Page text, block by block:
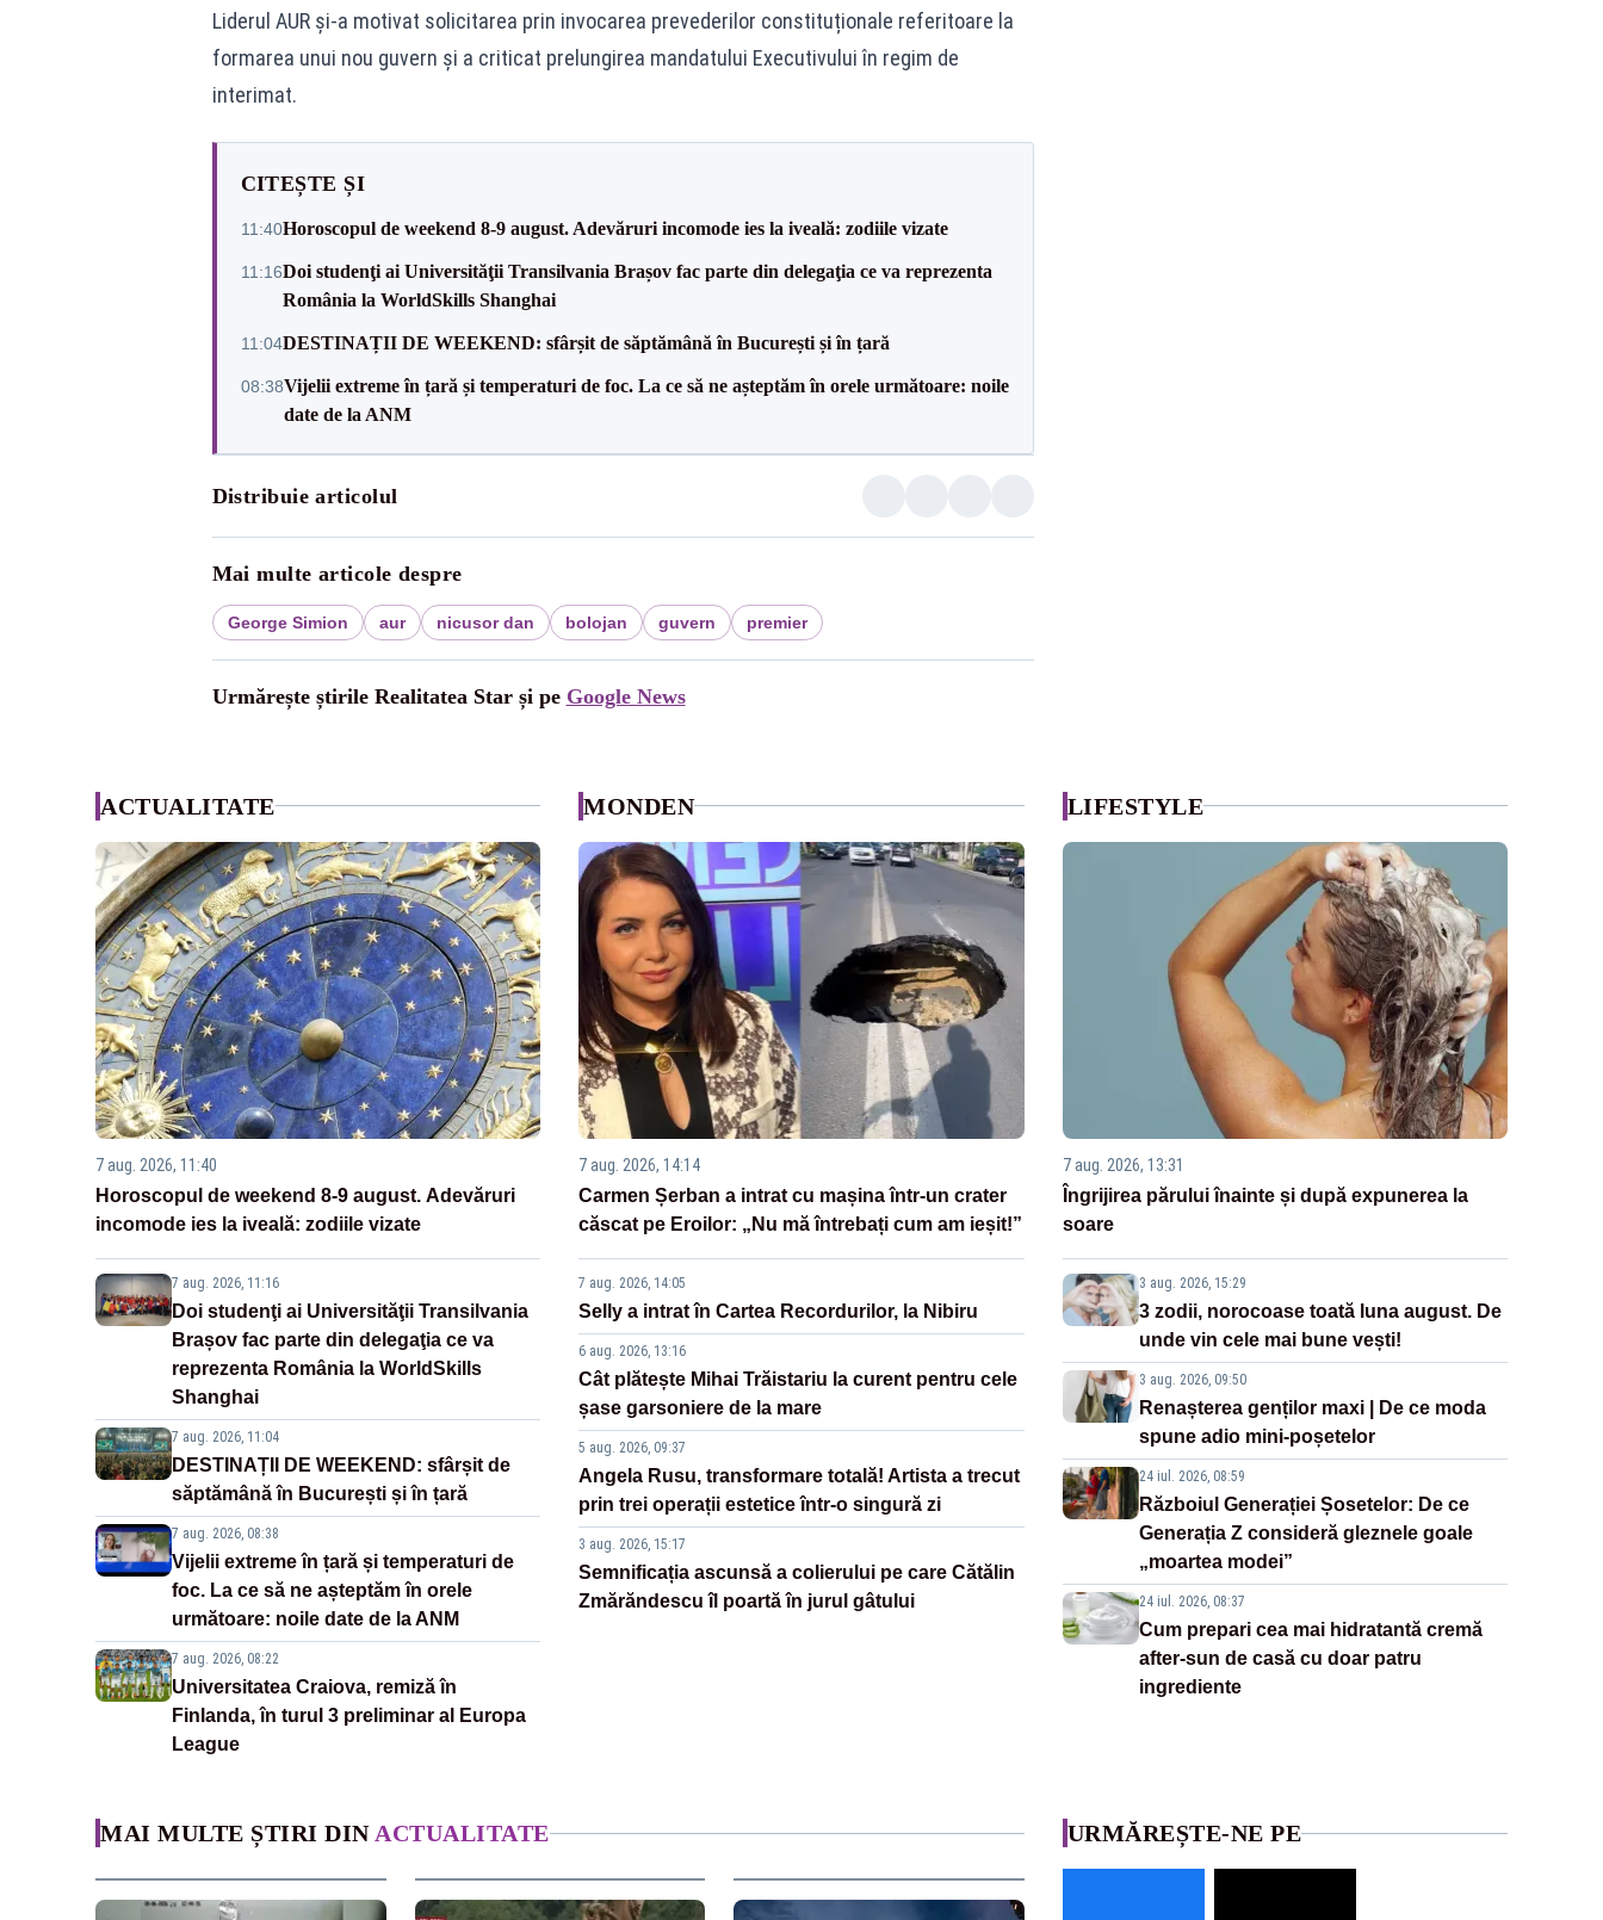
Liderul AUR și-a motivat solicitarea prin invocarea prevederilor constituționale referitoare la
formarea unui nou guvern și a criticat prelungirea mandatului Executivului în regim de
interimat.
CITEȘTE ȘI
11:40Horoscopul de weekend 8-9 august. Adevăruri incomode ies la iveală: zodiile vizate
11:16Doi studenţi ai Universităţii Transilvania Brașov fac parte din delegaţia ce va reprezenta
România la WorldSkills Shanghai
11:04DESTINAȚII DE WEEKEND: sfârșit de săptămână în București și în țară
08:38Vijelii extreme în țară și temperaturi de foc. La ce să ne așteptăm în orele următoare: noile
date de la ANM
Distribuie articolul
Mai multe articole despre
George Simion aur nicusor dan bolojan guvern premier
Urmărește știrile Realitatea Star și pe Google News
ACTUALITATE
7 aug. 2026, 11:40
Horoscopul de weekend 8-9 august. Adevăruri
incomode ies la iveală: zodiile vizate
7 aug. 2026, 11:16
Doi studenţi ai Universităţii Transilvania
Brașov fac parte din delegaţia ce va
reprezenta România la WorldSkills
Shanghai
7 aug. 2026, 11:04
DESTINAȚII DE WEEKEND: sfârșit de
săptămână în București și în țară
7 aug. 2026, 08:38
Vijelii extreme în țară și temperaturi de
foc. La ce să ne așteptăm în orele
următoare: noile date de la ANM
7 aug. 2026, 08:22
Universitatea Craiova, remiză în
Finlanda, în turul 3 preliminar al Europa
League
MONDEN
7 aug. 2026, 14:14
Carmen Șerban a intrat cu mașina într-un crater
căscat pe Eroilor: „Nu mă întrebați cum am ieșit!”
7 aug. 2026, 14:05
Selly a intrat în Cartea Recordurilor, la Nibiru
6 aug. 2026, 13:16
Cât plătește Mihai Trăistariu la curent pentru cele
șase garsoniere de la mare
5 aug. 2026, 09:37
Angela Rusu, transformare totală! Artista a trecut
prin trei operații estetice într-o singură zi
3 aug. 2026, 15:17
Semnificația ascunsă a colierului pe care Cătălin
Zmărăndescu îl poartă în jurul gâtului
LIFESTYLE
7 aug. 2026, 13:31
Îngrijirea părului înainte și după expunerea la
soare
3 aug. 2026, 15:29
3 zodii, norocoase toată luna august. De
unde vin cele mai bune vești!
3 aug. 2026, 09:50
Renașterea genților maxi | De ce moda
spune adio mini-poșetelor
24 iul. 2026, 08:59
Războiul Generației Șosetelor: De ce
Generația Z consideră gleznele goale
„moartea modei”
24 iul. 2026, 08:37
Cum prepari cea mai hidratantă cremă
after-sun de casă cu doar patru
ingrediente
MAI MULTE ȘTIRI DIN ACTUALITATE URMĂREȘTE-NE PE